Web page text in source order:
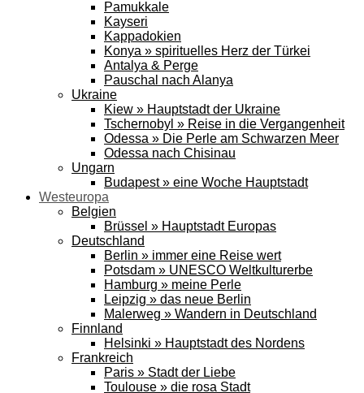
Pamukkale
Kayseri
Kappadokien
Konya » spirituelles Herz der Türkei
Antalya & Perge
Pauschal nach Alanya
Ukraine
Kiew » Hauptstadt der Ukraine
Tschernobyl » Reise in die Vergangenheit
Odessa » Die Perle am Schwarzen Meer
Odessa nach Chisinau
Ungarn
Budapest » eine Woche Hauptstadt
Westeuropa
Belgien
Brüssel » Hauptstadt Europas
Deutschland
Berlin » immer eine Reise wert
Potsdam » UNESCO Weltkulturerbe
Hamburg » meine Perle
Leipzig » das neue Berlin
Malerweg » Wandern in Deutschland
Finnland
Helsinki » Hauptstadt des Nordens
Frankreich
Paris » Stadt der Liebe
Toulouse » die rosa Stadt